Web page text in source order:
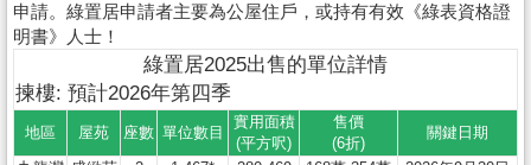
申請。綠置居申請者主要為公屋住戶，或持有有效《綠表資格證
明書》人士！
綠置居2025出售的單位詳情
揀樓: 預計2026年第四季
地區 屋苑 座數 單位數目
實用面積
(平方呎)
售價
(6折)
關鍵日期